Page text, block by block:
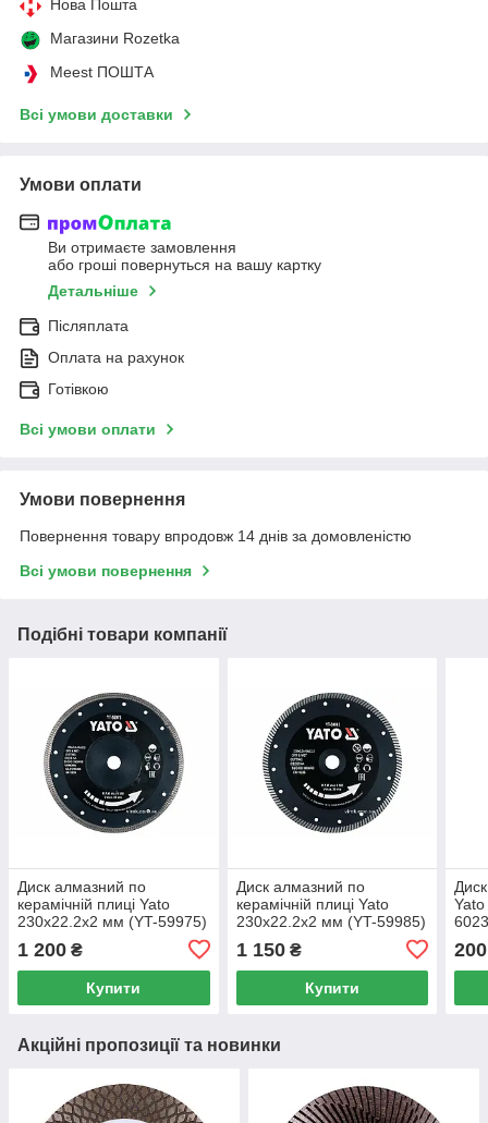
Нова Пошта
Магазини Rozetka
Meest ПОШТА
Всі умови доставки
Умови оплати
Ви отримаєте замовлення
або гроші повернуться на вашу картку
Детальніше
Післяплата
Оплата на рахунок
Готівкою
Всі умови оплати
Умови повернення
Повернення товару впродовж 14 днів за домовленістю
Всі умови повернення
Подібні товари компанії
Диск алмазний по
керамічній плиці Yato
230x22.2x2 мм (YT-59975)
1 200 ₴
Купити
Диск алмазний по
керамічній плиці Yato
230x22.2x2 мм (YT-59985)
1 150₴
Купити
200
Акційні пропозиції та новинки